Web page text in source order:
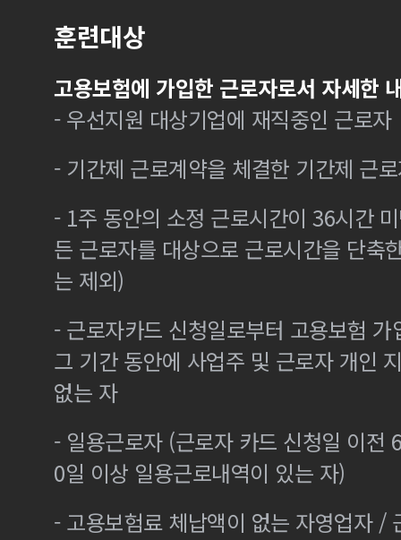
훈련대상
고용보험에 가입한 근로자로서 자세한
- 우선지원 대상기업에 재직중인 근로자
- 기간제 근로계약을 체결한 기간제 근
- 1주 동안의 소정 근로시간이 36시간
든 근로자를 대상으로 근로시간을 단축
는 제외)
- 근로자카드 신청일로부터 고용보험
그 기간 동안에 사업주 및 근로자 개인
없는 자
- 일용근로자 (근로자 카드 신청일 이전
0일 이상 일용근로내역이 있는 자)
- 고용보험료 체납액이 없는 자영업자 /